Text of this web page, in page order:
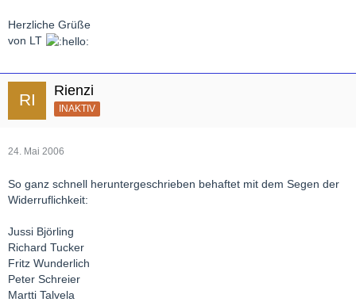
Herzliche Grüße
von LT
Rienzi
INAKTIV
24. Mai 2006
So ganz schnell heruntergeschrieben behaftet mit dem Segen der
Widerruflichkeit:
Jussi Björling
Richard Tucker
Fritz Wunderlich
Peter Schreier
Martti Talvela